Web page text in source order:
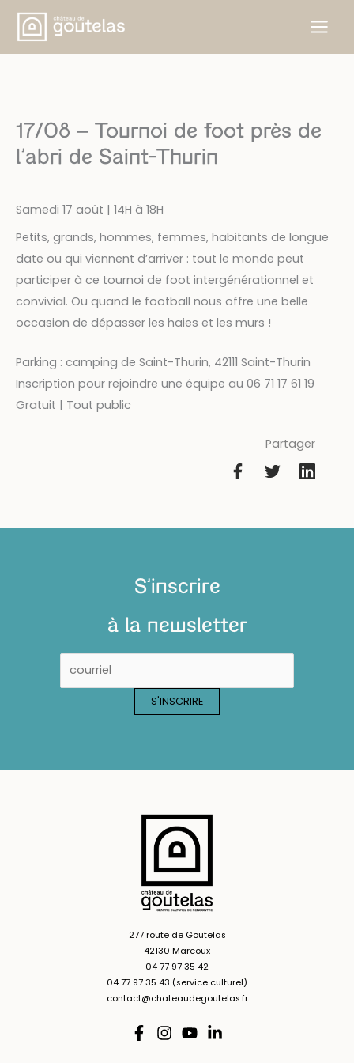
Skip
content
17/08 – Tournoi de foot près de
l’abri de Saint-Thurin
Samedi 17 août | 14H à 18H
Petits, grands, hommes, femmes, habitants de longue
date ou qui viennent d’arriver : tout le monde peut
participer à ce tournoi de foot intergénérationnel et
convivial. Ou quand le football nous offre une belle
occasion de dépasser les haies et les murs !
Parking : camping de Saint-Thurin, 42111 Saint-Thurin
Inscription pour rejoindre une équipe au 06 71 17 61 19
Gratuit | Tout public
Partager
S'inscrire
à la newsletter
277 route de Goutelas
42130 Marcoux
04 77 97 35 42
04 77 97 35 43 (service culturel)
contact@chateaudegoutelas.fr